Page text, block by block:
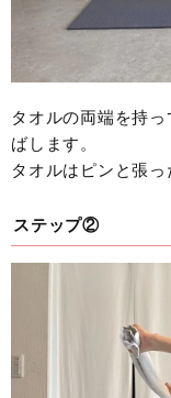
タオルの両端を持
ばします。
タオルはピンと張っ
ステップ②